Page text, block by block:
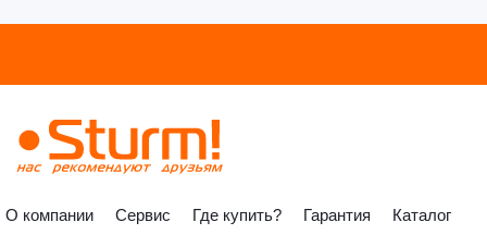
О компании Сервис Где купить? Гарантия Каталог